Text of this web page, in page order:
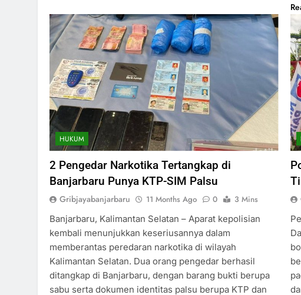
HUKUM
2 Pengedar Narkotika Tertangkap di
Banjarbaru Punya KTP-SIM Palsu
Gribjayabanjarbaru 11 Months Ago 0
3 Mins
Banjarbaru, Kalimantan Selatan – Aparat kepolisian
kembali menunjukkan keseriusannya dalam
memberantas peredaran narkotika di wilayah
Kalimantan Selatan. Dua orang pengedar berhasil
ditangkap di Banjarbaru, dengan barang bukti berupa
sabu serta dokumen identitas palsu berupa KTP dan